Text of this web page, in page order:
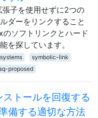
子を使用せずに2つの
ダーをリンクすること
ソフトリンクとハード
を探しています。
symbolic-link
proposed
トールを回復する
備する適切な方法